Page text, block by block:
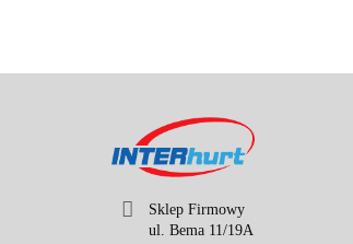
Sklep Firmowy
ul. Bema 11/19A